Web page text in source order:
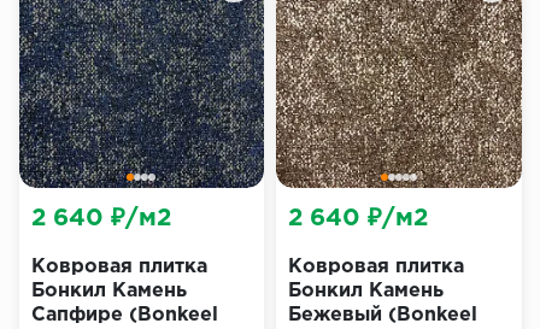
Ковровая плитка
Бонкил Камень
Сапфире (Bonkeel
2 640 ₽/м2
Ковровая плитка
Бонкил Камень
Бежевый (Bonkeel
2 640 ₽/м2